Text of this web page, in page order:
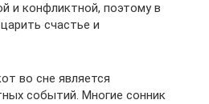
и конфликтной, поэтому в
счастье и
во сне является
событий. Многие сонник